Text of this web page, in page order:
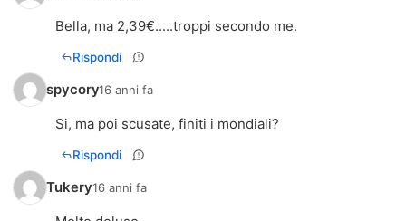
Bella, ma 2,39€.....troppi secondo me.
Rispondi
spycory16 anni fa
Si, ma poi scusate, finiti i mondiali?
Rispondi
Tukery16 anni fa